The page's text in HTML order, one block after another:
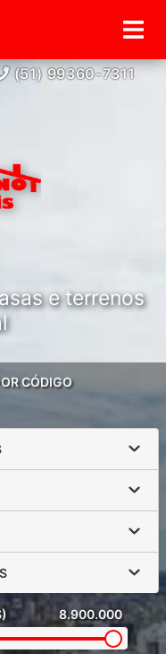
(51) 99360-7311
e terrenos
CÓDIGO
8.900.000